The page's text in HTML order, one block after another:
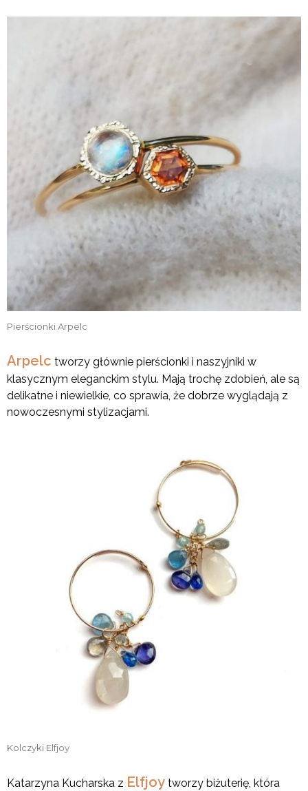
Pierścionki Arpelc
Arpelc tworzy głównie pierścionki i naszyjniki w
klasycznym eleganckim stylu. Mają trochę zdobień, ale są
delikatne i niewielkie, co sprawia, że dobrze wyglądają z
nowoczesnymi stylizacjami.
Kolczyki Elfjoy
Katarzyna Kucharska z Elfjoy tworzy biżuterię, która